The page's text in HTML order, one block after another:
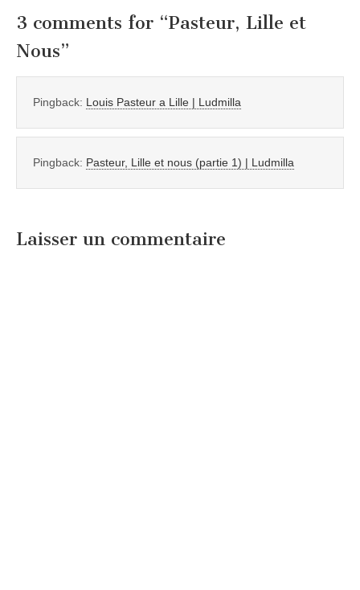
3 comments for “Pasteur, Lille et
Nous”
Pingback: Louis Pasteur a Lille | Ludmilla
Pingback: Pasteur, Lille et nous (partie 1) | Ludmilla
Laisser un commentaire